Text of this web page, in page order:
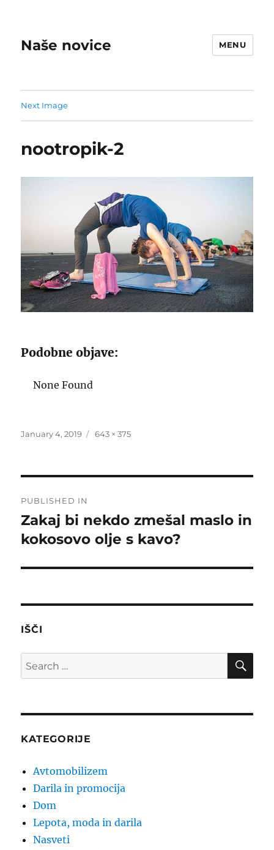
Naše novice MENU
Next Image
nootropik-2
Podobne objave:
None Found
Posted
January 4, 2019
Full
643 × 375
navigation
PUBLISHED IN
Zakaj bi nekdo zmešal maslo in
kokosovo olje s kavo?
IŠČI
Search
for:
KATEGORIJE
Avtomobilizem
Darila in promocija
Dom
Lepota, moda in darila
Nasveti